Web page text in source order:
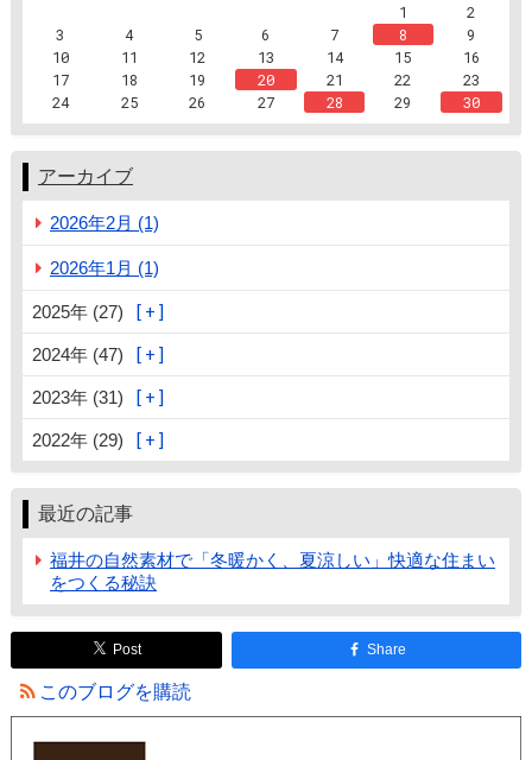
1
2
3
4 5 6 7 8
9
10
11 12 13 14 15
16
17
18 19 20 21 22
23
24
25 26 27 28 29 30
アーカイブ
2026年2月 (1)
2026年1月 (1)
2025年 (27)
2024年 (47)
2023年 (31)
2022年 (29)
最近の記事
福井の自然素材で「冬暖かく、夏涼しい」快適な住まい
をつくる秘訣
Post Share
このブログを購読